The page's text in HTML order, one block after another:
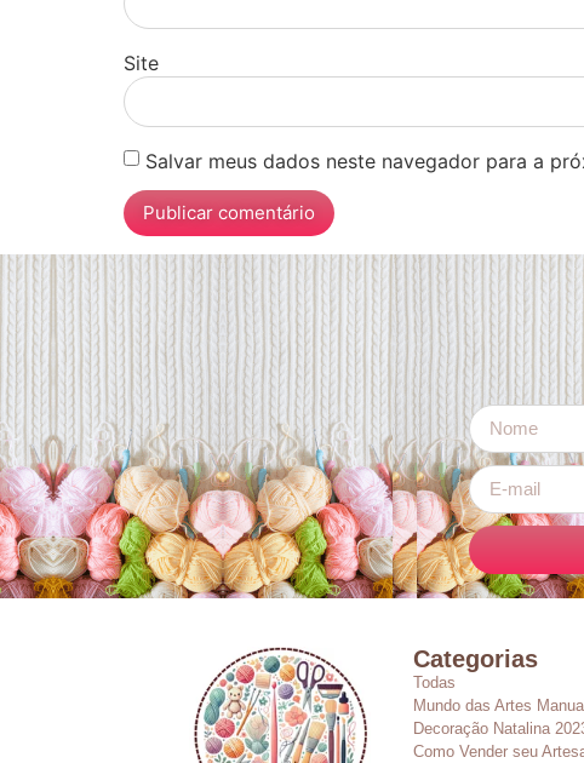
Site
Salvar meus dados neste navegador para a
Categorias
Todas
Mundo das Artes
Decoração Natalina
Como Vender seu